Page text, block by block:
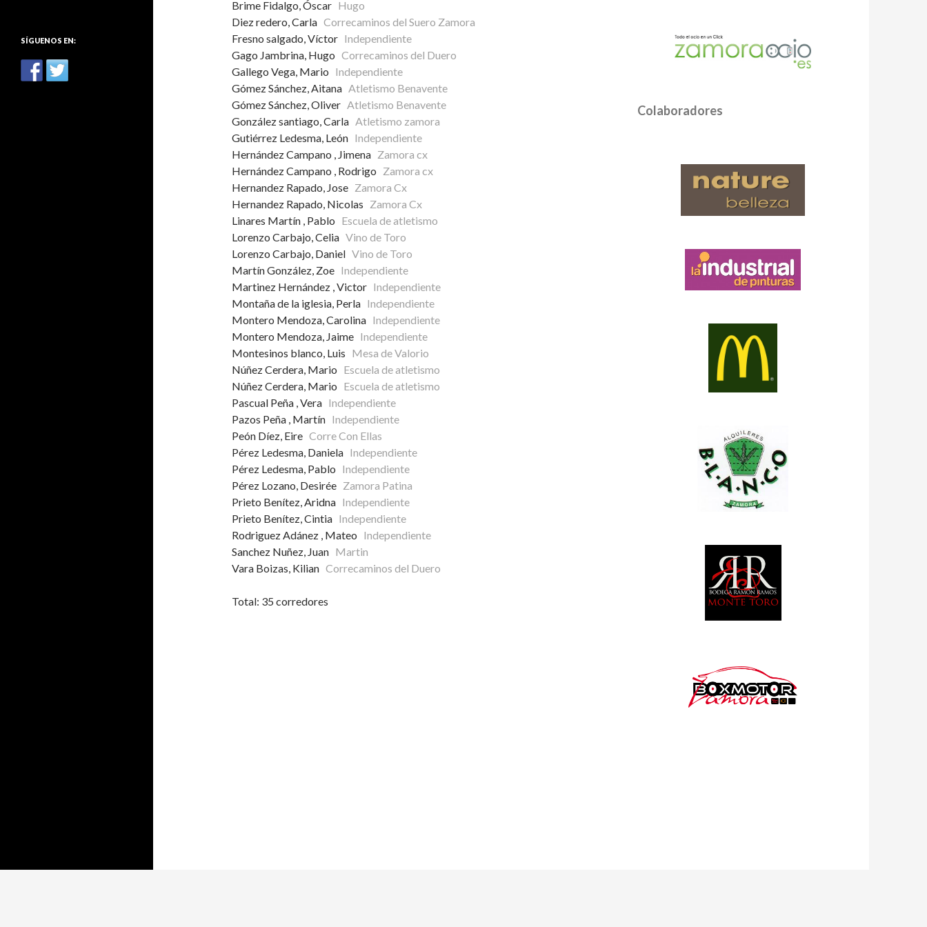
Brime Fidalgo, Óscar Hugo
Diez redero, Carla Correcaminos del Suero Zamora
Fresno salgado, Víctor Independiente
Gago Jambrina, Hugo Correcaminos del Duero
Gallego Vega, Mario Independiente
Gómez Sánchez, Aitana Atletismo Benavente
Gómez Sánchez, Oliver Atletismo Benavente
González santiago, Carla Atletismo zamora
Gutiérrez Ledesma, León Independiente
Hernández Campano , Jimena Zamora cx
Hernández Campano , Rodrigo Zamora cx
Hernandez Rapado, Jose Zamora Cx
Hernandez Rapado, Nicolas Zamora Cx
Linares Martín , Pablo Escuela de atletismo
Lorenzo Carbajo, Celia Vino de Toro
Lorenzo Carbajo, Daniel Vino de Toro
Martín González, Zoe Independiente
Martinez Hernández , Victor Independiente
Montaña de la iglesia, Perla Independiente
Montero Mendoza, Carolina Independiente
Montero Mendoza, Jaime Independiente
Montesinos blanco, Luis Mesa de Valorio
Núñez Cerdera, Mario Escuela de atletismo
Núñez Cerdera, Mario Escuela de atletismo
Pascual Peña , Vera Independiente
Pazos Peña , Martín Independiente
Peón Díez, Eire Corre Con Ellas
Pérez Ledesma, Daniela Independiente
Pérez Ledesma, Pablo Independiente
Pérez Lozano, Desirée Zamora Patina
Prieto Benítez, Aridna Independiente
Prieto Benítez, Cintia Independiente
Rodriguez Adánez , Mateo Independiente
Sanchez Nuñez, Juan Martin
Vara Boizas, Kilian Correcaminos del Duero
Total: 35 corredores
Colaboradores
SÍGUENOS EN: